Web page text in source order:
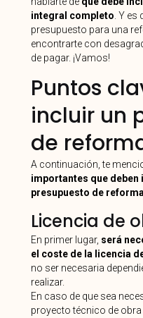
integral completo. Y es
presupuesto para una
encontrarte con
de pagar. ¡Vamos!
Puntos
incluir un
de
A continuación, te
importantes que deben
presupuesto de
Licencia de
En primer lugar, será
el coste de la licencia
no ser necesaria
realizar.
En caso de que sea
proyecto técnico de obra